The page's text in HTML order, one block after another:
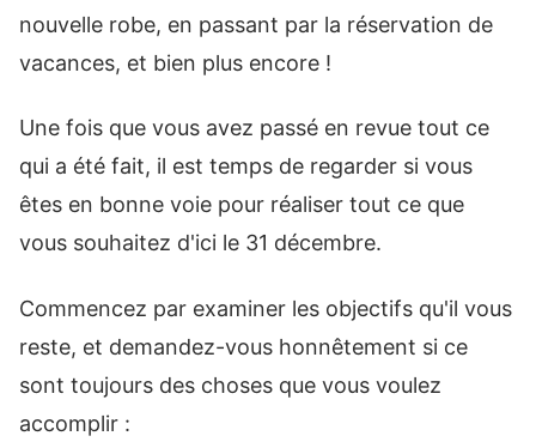
nouvelle robe, en passant par la réservation de
vacances, et bien plus encore !
Une fois que vous avez passé en revue tout ce
qui a été fait, il est temps de regarder si vous
êtes en bonne voie pour réaliser tout ce que
vous souhaitez d'ici le 31 décembre.
Commencez par examiner les objectifs qu'il vous
reste, et demandez-vous honnêtement si ce
sont toujours des choses que vous voulez
accomplir :